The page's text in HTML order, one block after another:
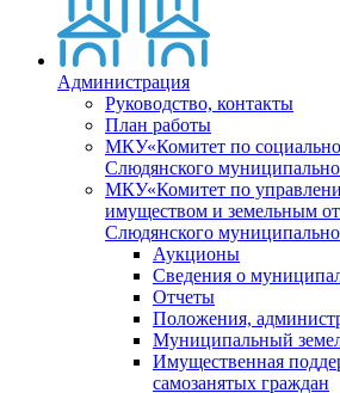
Администрация
Руководство, контакты
План работы
МКУ«Комитет по
Слюдянского
МКУ«Комитет по
имуществом и земельным
Слюдянского
Аукционы
Сведения о
Отчеты
Положения,
Муниципальный
Имущественная
самозанятых граждан